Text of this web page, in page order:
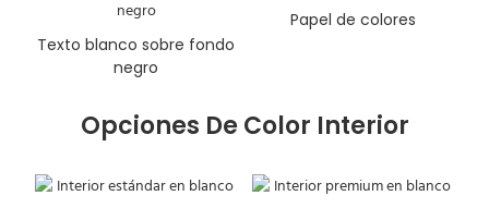
Texto blanco sobre fondo
negro
Papel de colores
Opciones De Color Interior